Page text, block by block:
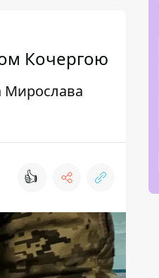
Кочергою
Мирослава
👍